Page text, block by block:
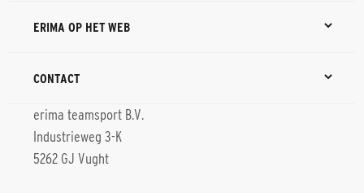
ERIMA OP HET WEB
CONTACT
erima teamsport B.V.
Industrieweg 3-K
5262 GJ Vught